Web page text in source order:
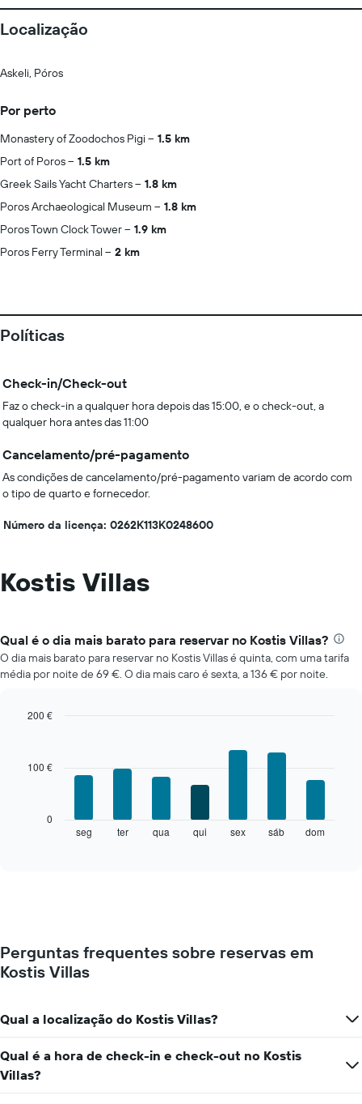
Localização
Askeli, Póros
Por perto
Monastery of Zoodochos Pigi
1.5 km
Port of Poros
1.5 km
Greek Sails Yacht Charters
1.8 km
Poros Archaeological Museum
1.8 km
Poros Town Clock Tower
1.9 km
Poros Ferry Terminal
2 km
Políticas
Check-in/Check-out
Faz o check-in a qualquer hora depois das 15:00, e o check-out, a
qualquer hora antes das 11:00
Cancelamento/pré-pagamento
As condições de cancelamento/pré-pagamento variam de acordo com
o tipo de quarto e fornecedor.
Número da licença: 0262Κ113Κ0248600
Kostis Villas
Qual é o dia mais barato para reservar no Kostis Villas?
O dia mais barato para reservar no Kostis Villas é quinta, com uma tarifa
média por noite de 69 €. O dia mais caro é sexta, a 136 € por noite.
quarto
a
da
gráfico
apresenta
os
seg ter qua qui sex sáb dom
0
100 €
200 €
Perguntas frequentes sobre reservas em
Kostis Villas
Qual a localização do Kostis Villas?
Qual é a hora de check-in e check-out no Kostis
Villas?